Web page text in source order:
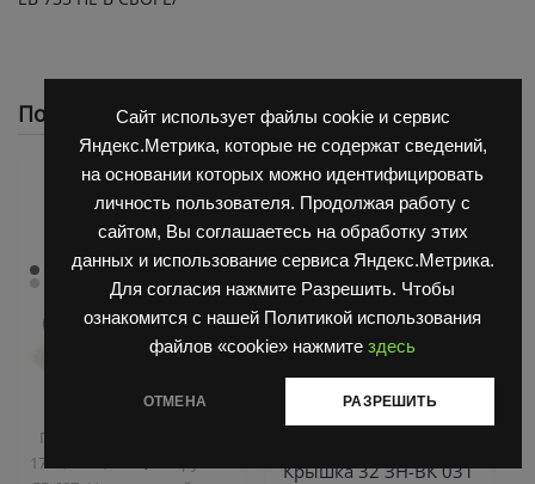
Сайт использует файлы cookie и сервис
Яндекс.Метрика, которые не содержат сведений,
на основании которых можно идентифицировать
личность пользователя. Продолжая работу с
сайтом, Вы соглашаетесь на обработку этих
данных и использование сервиса Яндекс.Метрика.
Для согласия нажмите Разрешить. Чтобы
ознакомится с нашей Политикой использования
файлов «cookie» нажмите здесь
ОТМЕНА РАЗРЕШИТЬ
Похожие
Запчасти Балканкар
Погрузчик ДВ 1792, 1788,
1794, 1784, 1786
Двигатель Д3900,Запчасти
Крышка 32 ЗН-ВК 031